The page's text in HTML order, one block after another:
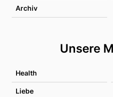
Archiv
Unsere
Health
Liebe